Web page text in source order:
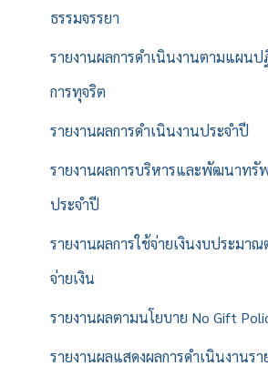
ธรรมจรรยา
รายงานผลการดำเนินงานตามแผน
การทุจริต
รายงานผลการดำเนินงานประจำปี
รายงานผลการบริหารและพัฒนาทรั
ประจำปี
รายงานผลการใช้จ่ายเงินงบประมา
จ่ายเงิน
รายงานผลตามนโยบาย No Gift
รายงานผลแสดงผลการดำเนินงานรา